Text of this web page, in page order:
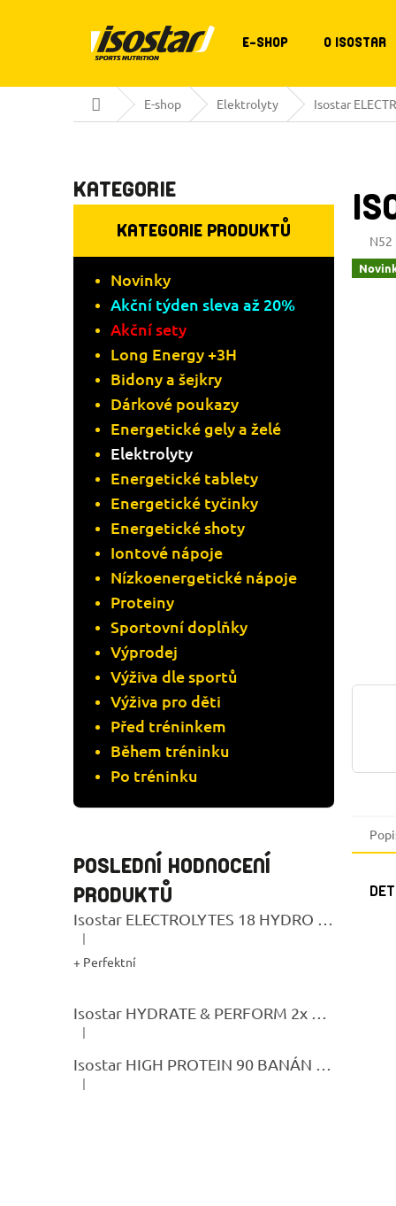
E-SHOP O ISOSTAR
Domů E-shop Elektrolyty Isostar
O
KATEGORIE
KATEGORIE PRODUKTŮ
Novinky
Akční týden sleva až 20%
Akční sety
Long Energy +3H
Bidony a šejkry
Dárkové poukazy
Energetické gely a želé
Elektrolyty
Energetické tablety
Energetické tyčinky
Energetické shoty
Iontové nápoje
Nízkoenergetické nápoje
Proteiny
Sportovní doplňky
Výprodej
Výživa dle sportů
Výživa pro děti
Před tréninkem
Během tréninku
Po tréninku
POSLEDNÍ HODNOCENÍ
PRODUKTŮ
Hodnocení produktu je 5 z 5 hvězdiček.
|
+ Perfektní
Hodnocení produktu je 5 z 5 hvězdiček.
|
Hodnocení produktu je 5 z 5 hvězdiček.
|
N52